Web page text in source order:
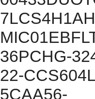
36PCHG-
22-
5CAA56-